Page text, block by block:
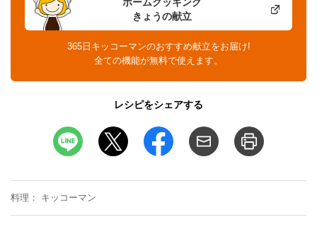
きょうの献立
365日キッコーマンのおすすめ献立をお届け!
全ての機能が無料で使えます。
レシピをシェアする
料理 キッコーマン